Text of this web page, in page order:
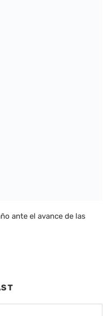
ante el avance de las